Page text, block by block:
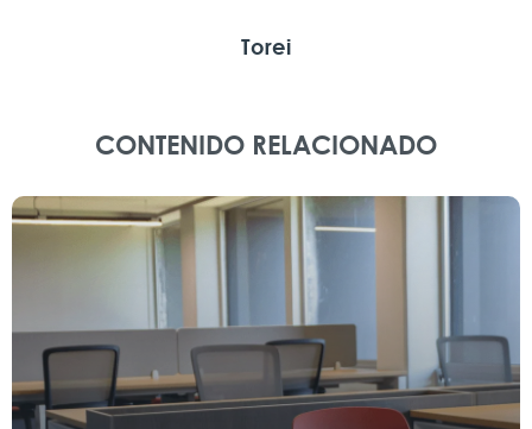
Torei
CONTENIDO RELACIONADO